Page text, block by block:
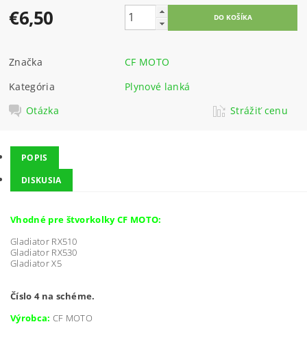
€6,50
Značka
CF MOTO
Kategória
Plynové lanká
Otázka
Strážiť cenu
POPIS
DISKUSIA
Vhodné pre štvorkolky CF MOTO:
Gladiator RX510
Gladiator RX530
Gladiator X5
Číslo 4 na schéme.
Výrobca: CF MOTO